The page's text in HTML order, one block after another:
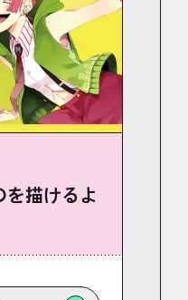
描けるよ